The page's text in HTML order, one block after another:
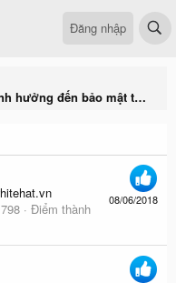
Đăng nhập
Chuyển đổi sim 11 số sang 10 số có ảnh hưởng đến bảo mật tài khoản không?
08/06/2018
798
Điểm thành